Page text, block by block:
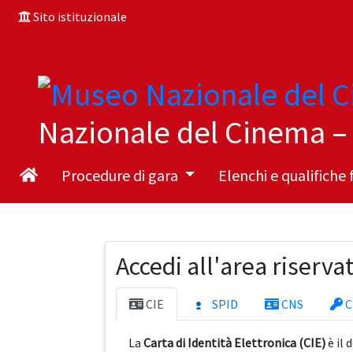
Sito istituzionale
Nazionale del Cinema
Procedure di gara Elenchi e
Accedi all'area
CIE SPID CNS
La Carta di Identità Elettronica (CIE)è il